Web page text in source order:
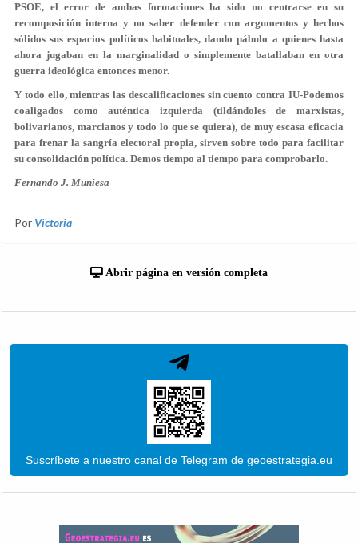
PSOE, el error de ambas formaciones ha sido no centrarse en su
recomposición interna y no saber defender con argumentos y hechos
sólidos sus espacios políticos habituales, dando pábulo a quienes hasta
ahora jugaban en la marginalidad o simplemente batallaban en otra
guerra ideológica entonces menor.
Y todo ello, mientras las descalificaciones sin cuento contra IU-Podemos
coaligados como auténtica izquierda (tildándoles de marxistas,
bolivarianos, marcianos y todo lo que se quiera), de muy escasa eficacia
para frenar la sangría electoral propia, sirven sobre todo para facilitar
su consolidación política. Demos tiempo al tiempo para comprobarlo.
Fernando J. Muniesa
Por Victoria
Abrir página en versión completa
Suscríbete a nuestro canal de Telegram de geoestrategia.eu